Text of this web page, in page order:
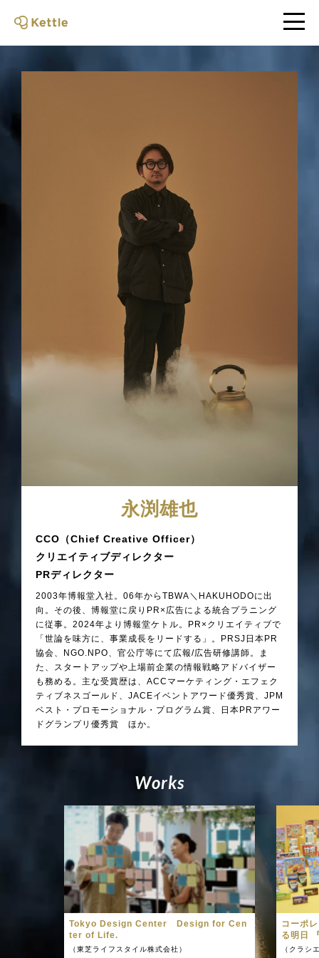
永渕雄也
CCO（Chief Creative Officer）
クリエイティブディレクター
PRディレクター
2003年博報堂入社。06年からTBWA＼HAKUHODOに出
向。その後、博報堂に戻りPR×広告による統合プラニング
に従事。2024年より博報堂ケトル。PR×クリエイティブで
「世論を味方に、事業成長をリードする」。PRSJ日本PR
協会、NGO.NPO、官公庁等にて広報/広告研修講師。ま
た、スタートアップや上場前企業の情報戦略アドバイザー
も務める。主な受賞歴は、ACCマーケティング・エフェク
ティブネスゴールド、JACEイベントアワード優秀賞、JPM
ベスト・プロモーショナル・プログラム賞、日本PRアワー
ドグランプリ優秀賞 ほか。
Works
Tokyo Design Center Design for Cen
ter of Life.
（東芝ライフスタイル株式会社）
コーポ
る明日
（クラシ